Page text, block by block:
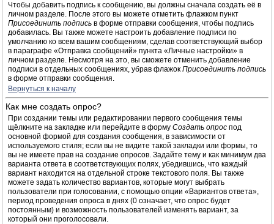
Чтобы добавить подпись к сообщению, вы должны сначала создать её в
личном разделе. После этого вы можете отметить флажком пункт
Присоединить подпись в форме отправки сообщения, чтобы подпись
добавилась. Вы также можете настроить добавление подписи по
умолчанию ко всем вашим сообщениям, сделав соответствующий выбор
в параграфе «Отправка сообщений» пункта «Личные настройки» в
личном разделе. Несмотря на это, вы сможете отменить добавление
подписи в отдельных сообщениях, убрав флажок Присоединить подпись
в форме отправки сообщения.
Вернуться к началу
Как мне создать опрос?
При создании темы или редактировании первого сообщения темы
щёлкните на закладке или перейдите в форму Создать опрос под
основной формой для создания сообщения, в зависимости от
используемого стиля; если вы не видите такой закладки или формы, то
вы не имеете прав на создание опросов. Задайте тему и как минимум два
варианта ответа в соответствующих полях, убедившись, что каждый
вариант находится на отдельной строке текстового поля. Вы также
можете задать количество вариантов, которые могут выбрать
пользователи при голосовании, с помощью опции «Вариантов ответа»,
период проведения опроса в днях (0 означает, что опрос будет
постоянным) и возможность пользователей изменять вариант, за
который они проголосовали.